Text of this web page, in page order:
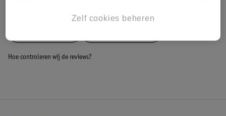
Hoe controleren wij de reviews?
Zelf cookies beheren